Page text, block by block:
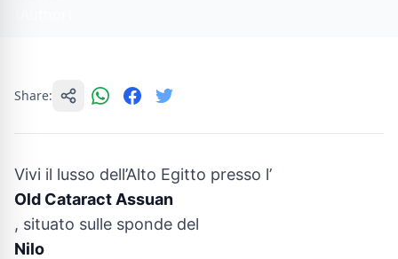
Share:
Vivi il lusso dell’Alto Egitto presso l’
Old Cataract Assuan
, situato sulle sponde del
Nilo